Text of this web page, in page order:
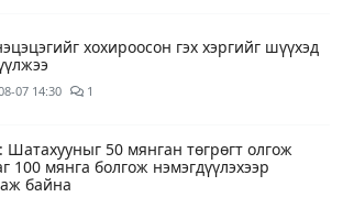
хохироосон гэх хэргийг шүүхэд
07 14:30 1
Шатахууныг 50 мянган төгрөгт олгож
100 мянга болгож нэмэгдүүлэхээр
байна